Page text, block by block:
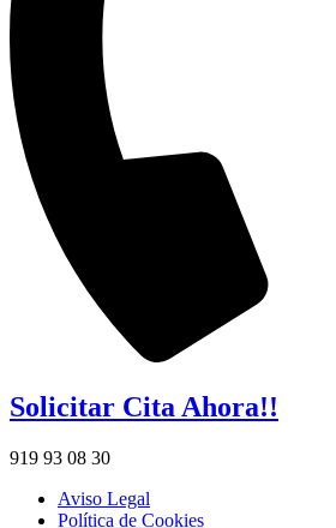
Solicitar Cita Ahora!!
919 93 08 30
Aviso Legal
Política de Cookies